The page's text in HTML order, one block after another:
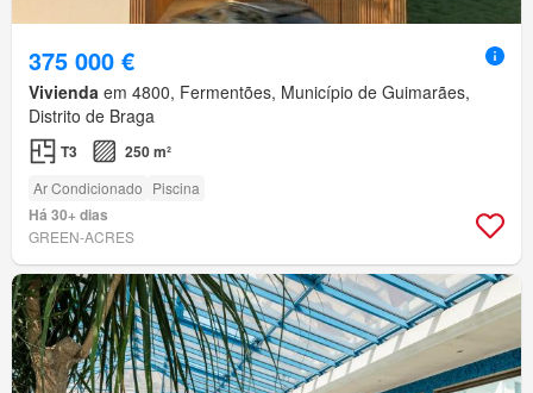
375 000 €
Vivienda em 4800, Fermentões, Município de Guimarães,
Distrito de Braga
T3 250 m²
Ar Condicionado Piscina
Há 30+ dias
GREEN-ACRES